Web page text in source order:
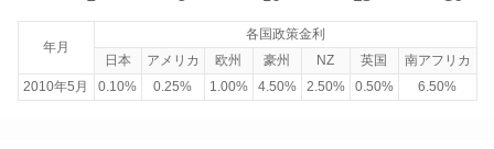
年月
各国政策金利
日本
アメリカ 欧州 豪州 NZ 英国
南アフリカ
2010年5月
0.10% 0.25% 1.00% 4.50% 2.50% 0.50% 6.50%